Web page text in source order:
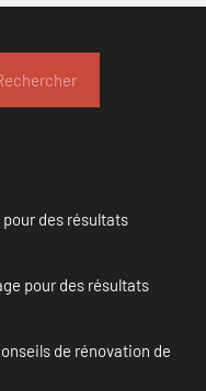
des résultats
pour des résultats
de rénovation de